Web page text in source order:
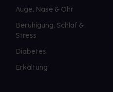
Auge, Nase & Ohr
Beruhigung, Schlaf &
Stress
Diabetes
Erkältung